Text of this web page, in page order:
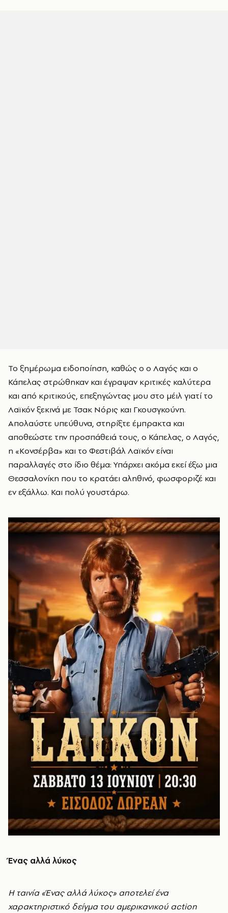
Το ξημέρωμα ειδοποίηση, καθώς ο ο Λαγός και ο
Κάπελας στρώθηκαν και έγραψαν κριτικές καλύτερα
και από κριτικούς, επεξηγώντας μου στο μέιλ γιατί το
Λαϊκόν ξεκινά με Τσακ Νόρις και Γκουσγκούνη.
Απολαύστε υπεύθυνα, στηρίξτε έμπρακτα και
αποθεώστε την προσπάθειά τους, ο Κάπελας, ο Λαγός,
η «Κονσέρβα» και το Φεστιβάλ Λαϊκόν είναι
παραλλαγές στο ίδιο θέμα: Υπάρχει ακόμα εκεί έξω μια
Θεσσαλονίκη που το κρατάει αληθινό, φωσφοριζέ και
εν εξάλλω. Και πολύ γουστάρω.
Ένας αλλά λύκος
Η ταινία «Ένας αλλά λύκος» αποτελεί ένα
χαρακτηριστικό δείγμα του αμερικανικού action